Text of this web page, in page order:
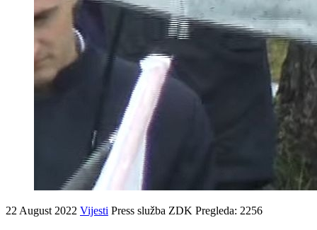
22 August 2022 Vijesti Press služba ZDK Pregleda: 2256